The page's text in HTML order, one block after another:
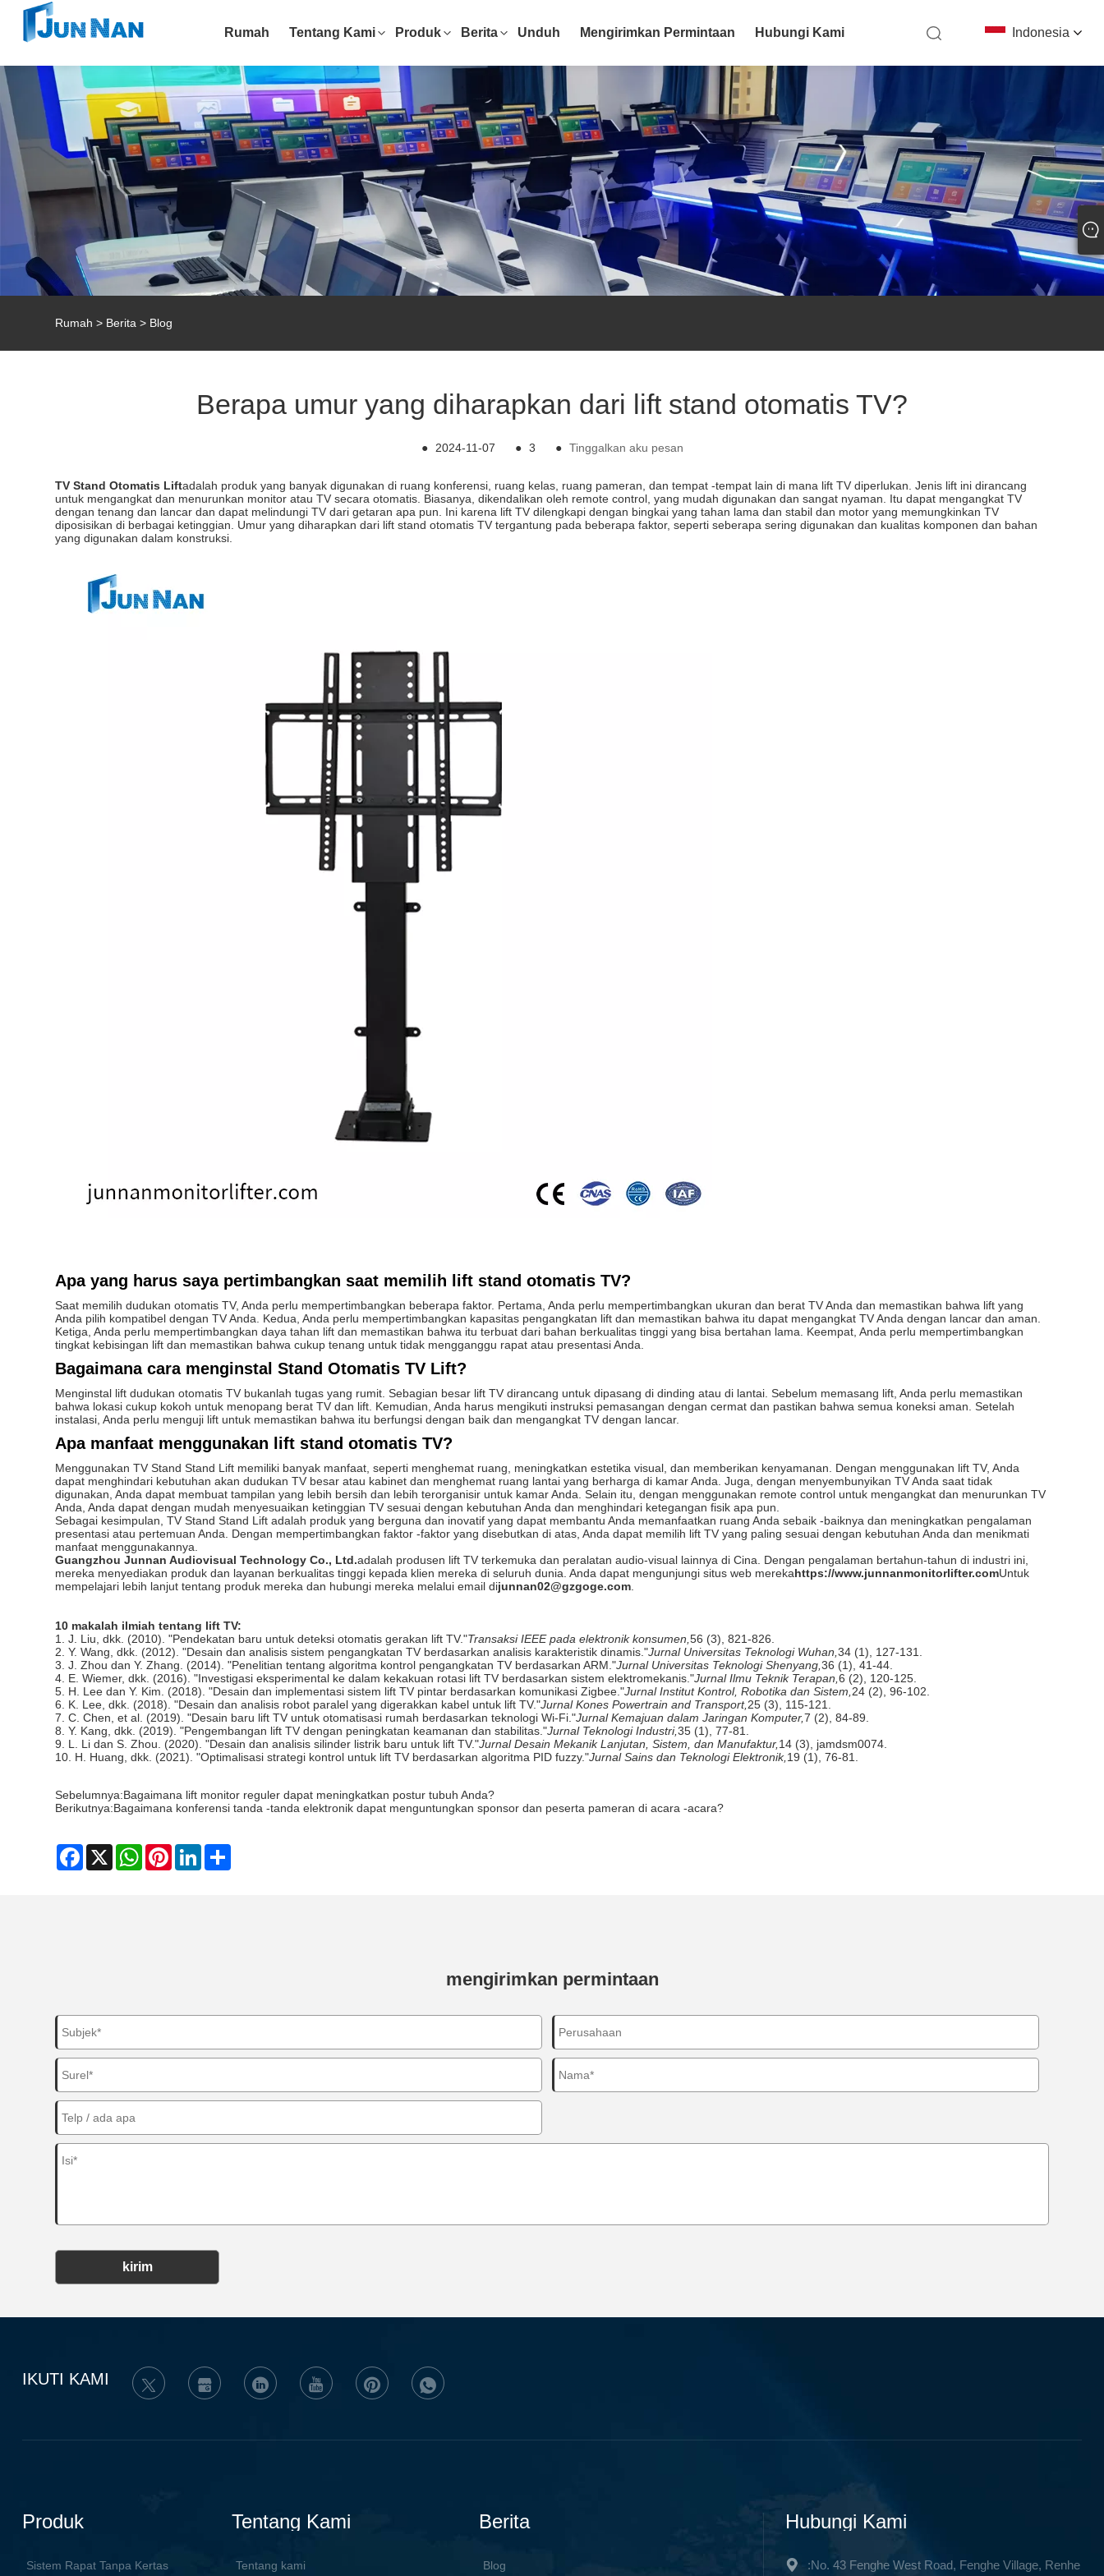
Indonesia
Rumah Tentang Kami Produk Berita Unduh Mengirimkan Permintaan Hubungi Kami
Rumah > Berita > Blog
Berapa umur yang diharapkan dari lift stand otomatis TV?
● 2024-11-07 ● 3 ● Tinggalkan aku pesan
TV Stand Otomatis Liftadalah produk yang banyak digunakan di ruang konferensi, ruang kelas, ruang pameran, dan tempat -tempat lain di mana lift TV diperlukan. Jenis lift ini dirancang
untuk mengangkat dan menurunkan monitor atau TV secara otomatis. Biasanya, dikendalikan oleh remote control, yang mudah digunakan dan sangat nyaman. Itu dapat mengangkat TV
dengan tenang dan lancar dan dapat melindungi TV dari getaran apa pun. Ini karena lift TV dilengkapi dengan bingkai yang tahan lama dan stabil dan motor yang memungkinkan TV
diposisikan di berbagai ketinggian. Umur yang diharapkan dari lift stand otomatis TV tergantung pada beberapa faktor, seperti seberapa sering digunakan dan kualitas komponen dan bahan
yang digunakan dalam konstruksi.
Apa yang harus saya pertimbangkan saat memilih lift stand otomatis TV?
Saat memilih dudukan otomatis TV, Anda perlu mempertimbangkan beberapa faktor. Pertama, Anda perlu mempertimbangkan ukuran dan berat TV Anda dan memastikan bahwa lift yang
Anda pilih kompatibel dengan TV Anda. Kedua, Anda perlu mempertimbangkan kapasitas pengangkatan lift dan memastikan bahwa itu dapat mengangkat TV Anda dengan lancar dan aman.
Ketiga, Anda perlu mempertimbangkan daya tahan lift dan memastikan bahwa itu terbuat dari bahan berkualitas tinggi yang bisa bertahan lama. Keempat, Anda perlu mempertimbangkan
tingkat kebisingan lift dan memastikan bahwa cukup tenang untuk tidak mengganggu rapat atau presentasi Anda.
Bagaimana cara menginstal Stand Otomatis TV Lift?
Menginstal lift dudukan otomatis TV bukanlah tugas yang rumit. Sebagian besar lift TV dirancang untuk dipasang di dinding atau di lantai. Sebelum memasang lift, Anda perlu memastikan
bahwa lokasi cukup kokoh untuk menopang berat TV dan lift. Kemudian, Anda harus mengikuti instruksi pemasangan dengan cermat dan pastikan bahwa semua koneksi aman. Setelah
instalasi, Anda perlu menguji lift untuk memastikan bahwa itu berfungsi dengan baik dan mengangkat TV dengan lancar.
Apa manfaat menggunakan lift stand otomatis TV?
Menggunakan TV Stand Stand Lift memiliki banyak manfaat, seperti menghemat ruang, meningkatkan estetika visual, dan memberikan kenyamanan. Dengan menggunakan lift TV, Anda
dapat menghindari kebutuhan akan dudukan TV besar atau kabinet dan menghemat ruang lantai yang berharga di kamar Anda. Juga, dengan menyembunyikan TV Anda saat tidak
digunakan, Anda dapat membuat tampilan yang lebih bersih dan lebih terorganisir untuk kamar Anda. Selain itu, dengan menggunakan remote control untuk mengangkat dan menurunkan TV
Anda, Anda dapat dengan mudah menyesuaikan ketinggian TV sesuai dengan kebutuhan Anda dan menghindari ketegangan fisik apa pun.
Sebagai kesimpulan, TV Stand Stand Lift adalah produk yang berguna dan inovatif yang dapat membantu Anda memanfaatkan ruang Anda sebaik -baiknya dan meningkatkan pengalaman
presentasi atau pertemuan Anda. Dengan mempertimbangkan faktor -faktor yang disebutkan di atas, Anda dapat memilih lift TV yang paling sesuai dengan kebutuhan Anda dan menikmati
manfaat menggunakannya.
Guangzhou Junnan Audiovisual Technology Co., Ltd.adalah produsen lift TV terkemuka dan peralatan audio-visual lainnya di Cina. Dengan pengalaman bertahun-tahun di industri ini,
mereka menyediakan produk dan layanan berkualitas tinggi kepada klien mereka di seluruh dunia. Anda dapat mengunjungi situs web merekahttps://www.junnanmonitorlifter.comUntuk
mempelajari lebih lanjut tentang produk mereka dan hubungi mereka melalui email dijunnan02@gzgoge.com
10 makalah ilmiah tentang lift TV:
1. J. Liu, dkk. (2010). "Pendekatan baru untuk deteksi otomatis gerakan lift TV."Transaksi IEEE pada elektronik konsumen,56 (3), 821-826.
2. Y. Wang, dkk. (2012). "Desain dan analisis sistem pengangkatan TV berdasarkan analisis karakteristik dinamis."Jurnal Universitas Teknologi Wuhan,34 (1), 127-131.
3. J. Zhou dan Y. Zhang. (2014). "Penelitian tentang algoritma kontrol pengangkatan TV berdasarkan ARM."Jurnal Universitas Teknologi Shenyang,36 (1), 41-44.
4. E. Wiemer, dkk. (2016). "Investigasi eksperimental ke dalam kekakuan rotasi lift TV berdasarkan sistem elektromekanis."Jurnal Ilmu Teknik Terapan,6 (2), 120-125.
5. H. Lee dan Y. Kim. (2018). "Desain dan implementasi sistem lift TV pintar berdasarkan komunikasi Zigbee."Jurnal Institut Kontrol, Robotika dan Sistem, 24 (2), 96-102.
6. K. Lee, dkk. (2018). "Desain dan analisis robot paralel yang digerakkan kabel untuk lift TV."Jurnal Kones Powertrain and Transport, 25 (3), 115-121.
7. C. Chen, et al. (2019). "Desain baru lift TV untuk otomatisasi rumah berdasarkan teknologi Wi-Fi."Jurnal Kemajuan dalam Jaringan Komputer,7 (2), 84-89.
8. Y. Kang, dkk. (2019). "Pengembangan lift TV dengan peningkatan keamanan dan stabilitas."Jurnal Teknologi Industri,35 (1), 77-81.
9. L. Li dan S. Zhou. (2020). "Desain dan analisis silinder listrik baru untuk lift TV."Jurnal Desain Mekanik Lanjutan, Sistem, dan Manufaktur, 14 (3), jamdsm0074.
10. H. Huang, dkk. (2021). "Optimalisasi strategi kontrol untuk lift TV berdasarkan algoritma PID fuzzy."Jurnal Sains dan Teknologi Elektronik, 19 (1), 76-81.
Sebelumnya:Bagaimana lift monitor reguler dapat meningkatkan postur tubuh Anda?
Berikutnya:Bagaimana konferensi tanda -tanda elektronik dapat menguntungkan sponsor dan peserta pameran di acara -acara?
Facebook
X WhatsAppPinterestLinkedIn
mengirimkan permintaan
kirim
IKUTI KAMI
Produk
Sistem Rapat Tanpa Kertas
Tentang Kami
Tentang kami
Berita
Blog
Hubungi Kami
:No. 43 Fenghe West Road, Fenghe Village, Renhe